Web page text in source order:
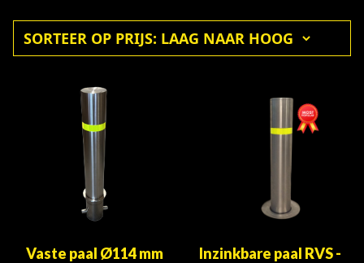
Vaste paal Ø114 mm
Inzinkbare paal RVS -